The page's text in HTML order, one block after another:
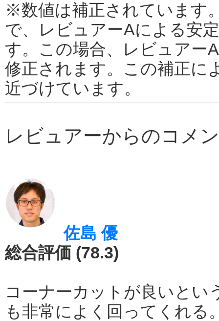
※数値は補正されています
で、レビュアーAによる安
す。この場合、レビュアー
修正されます。この補正に
近づけています。
レビュアーからのコメ
佐島 優
総合評価 (78.3)
コーナーカットが良いとい
も非常によく回ってくれる